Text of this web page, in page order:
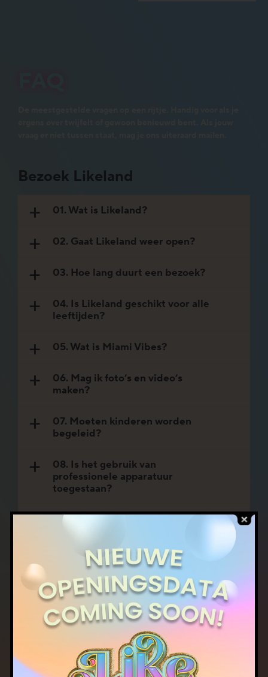
Bezoek Likeland
a 01. Wat is Likeland?
a 02. Gaat Likeland weer open?
a 03. Hoe lang duurt een bezoek?
a
04. Is Likeland geschikt voor alle
leeftijden?
a 05. Wat is Miami Vibes?
a
06. Mag ik foto’s en video’s
maken?
a
07. Moeten kinderen worden
begeleid?
a
08. Is het gebruik van
professionele apparatuur
toegestaan?
09. Is Likeland toegankelijk voor
a 10. Hoe kom ik bij Likeland?
a
11. Tot wanneer blijft Likeland
geopend?
12. Wat zijn de spelregels bij het
betreden van de ruimtes in
Likeland?